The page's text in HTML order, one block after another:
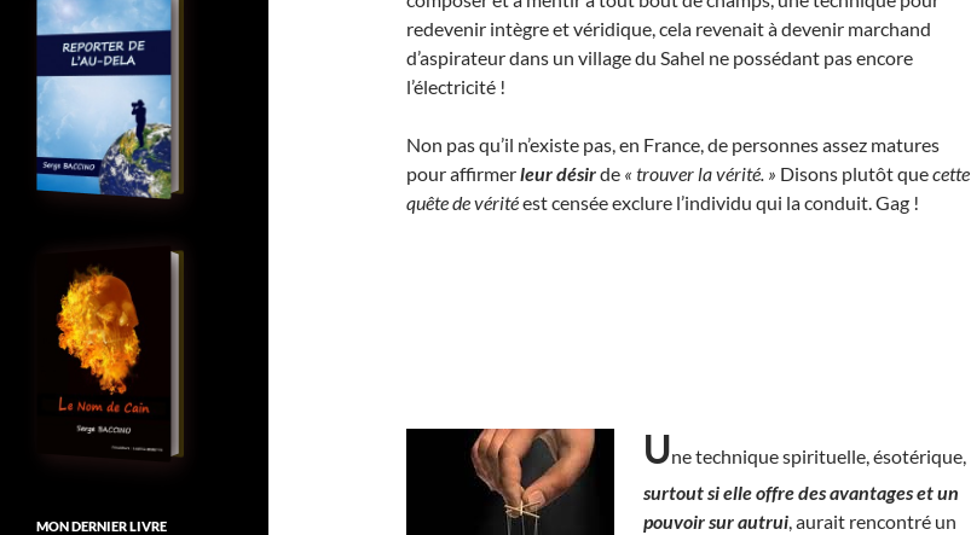
redevenir intègre et véridique, cela revenait à devenir marchand
d’aspirateur dans un village du Sahel ne possédant pas encore
l’électricité !
Non pas qu’il n’existe pas, en France, de personnes assez matures
pour affirmerleur désirde « trouver la vérité. » Disons plutôt quecette
quête de véritéest censée exclure l’individu qui la conduit. Gag !
Une technique spirituelle, ésotérique,
surtout si elle offre des avantages et un
pouvoir sur autrui, aurait rencontré un
MON DERNIER LIVRE